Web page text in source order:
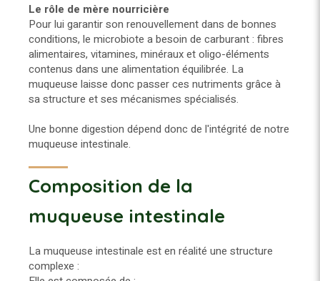
Le rôle de mère nourricière
Pour lui garantir son renouvellement dans de bonnes
conditions, le microbiote a besoin de carburant : fibres
alimentaires, vitamines, minéraux et oligo-éléments
contenus dans une alimentation équilibrée. La
muqueuse laisse donc passer ces nutriments grâce à
sa structure et ses mécanismes spécialisés.
Une bonne digestion dépend donc de l'intégrité de notre
muqueuse intestinale.
Composition de la
muqueuse intestinale
La muqueuse intestinale est en réalité une structure
complexe :